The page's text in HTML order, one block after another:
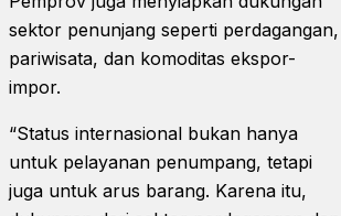
sektor penunjang seperti perdagangan,
pariwisata, dan komoditas ekspor-
impor.
“Status internasional bukan hanya
untuk pelayanan penumpang, tetapi
juga untuk arus barang. Karena itu,